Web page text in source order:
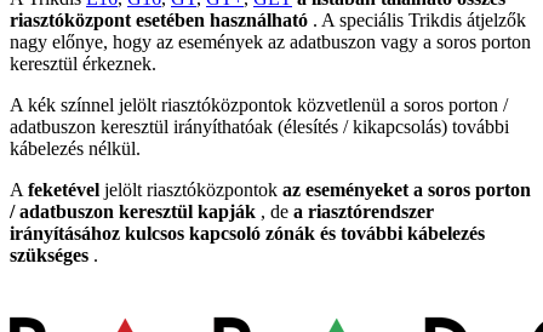
riasztóközpont esetében használható . A speciális Trikdis átjelzők
nagy előnye, hogy az események az adatbuszon vagy a soros porton
keresztül érkeznek.
A kék színnel jelölt riasztóközpontok közvetlenül a soros porton /
adatbuszon keresztül irányíthatóak (élesítés / kikapcsolás) további
kábelezés nélkül.
Afeketével jelölt riasztóközpontok az eseményeket a soros porton
/ adatbuszon keresztül kapják , de a riasztórendszer
irányításához kulcsos kapcsoló zónák és további kábelezés
szükséges .